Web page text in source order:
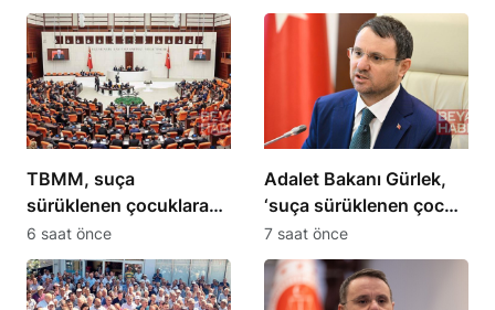
TBMM, suça
sürüklenen çocuklara
yönelik kanun teklifini
kabul etti
6 saat önce
Adalet Bakanı Gürlek,
‘suça sürüklenen çocuk’
yerine ‘adli süreçteki
çocuk’ kavramını tanıttı
7 saat önce